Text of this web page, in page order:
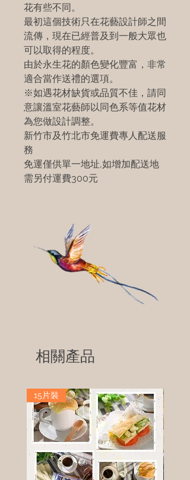
花有些不同。
最初這個技術只在花藝設計師之間
流傳，現在已經普及到一般大眾也
可以取得的程度。
由於永生花的顏色變化豐富，非常
適合當作送禮的選項。
※如遇花材缺貨或品質不佳，請同
意讓溫室花藝師以同色系等值花材
為您做設計調整。
新竹市及竹北市免運費專人配送服
務
免運僅供單一地址,如增加配送地
需另付運費300元
相關產品
15片裝